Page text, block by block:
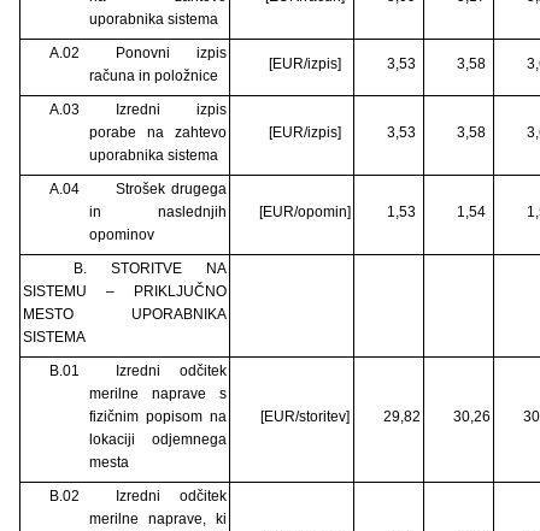
uporabnika sistema
A.02
Ponovni izpis
računa in položnice
[EUR/izpis] 3,53 3,58
A.03
Izredni izpis
porabe na zahtevo
uporabnika sistema
[EUR/izpis] 3,53 3,58
A.04
Strošek drugega
in naslednjih
opominov
[EUR/opomin] 1,53 1,54
B. STORITVE NA
SISTEMU – PRIKLJUČNO
MESTO UPORABNIKA
SISTEMA
B.01
Izredni odčitek
merilne naprave s
fizičnim popisom na
lokaciji odjemnega
mesta
[EUR/storitev] 29,82 30,26
B.02
Izredni odčitek
merilne naprave, ki